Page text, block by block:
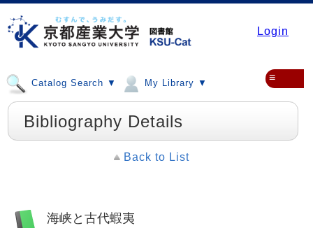
Login
Catalog Search ▼ My Library ▼ ≡
Bibliography Details
Back to List
海峡と古代蝦夷